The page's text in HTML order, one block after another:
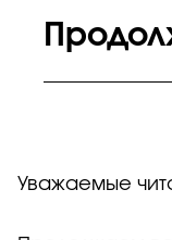
Уважаемые